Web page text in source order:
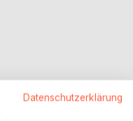
Datenschutzerklärung